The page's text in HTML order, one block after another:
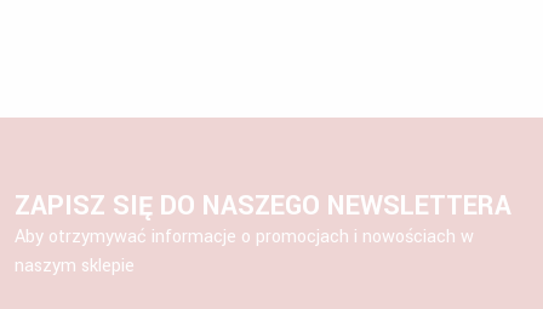
ZAPISZ SIĘ DO NASZEGO NEWSLETTERA
Aby otrzymywać informacje o promocjach i nowościach w
naszym sklepie